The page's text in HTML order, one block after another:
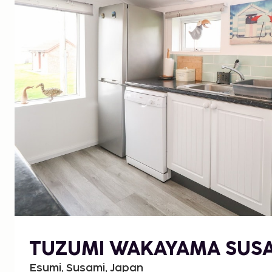
TUZUMI WAKAYAMA
Esumi, Susami, Japan